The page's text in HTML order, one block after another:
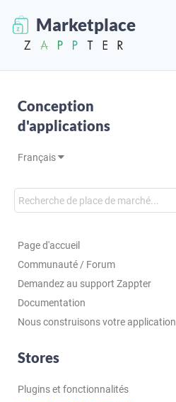
Marketplace
Conception
d'applications
Français
Page d'accueil
Communauté / Forum
Demandez au support Zappter
Documentation
Nous construisons votre application
Stores
Plugins et fonctionnalités